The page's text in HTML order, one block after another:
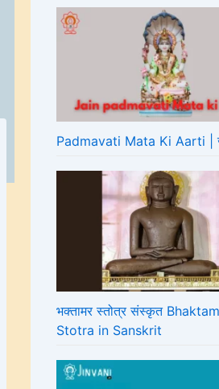
Padmavati Mata Ki Aarti |
भक्तामर स्तोत्र संस्कृत
Stotra in Sanskrit